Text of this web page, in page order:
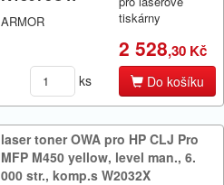
ARMOR
tiskárny
2 528,30 Kč
ks Do košíku
laser toner OWA pro HP CLJ Pro
MFP M450 yellow,​ level man.​,​ 6.​
000 str.​,​ komp.​s W2032X